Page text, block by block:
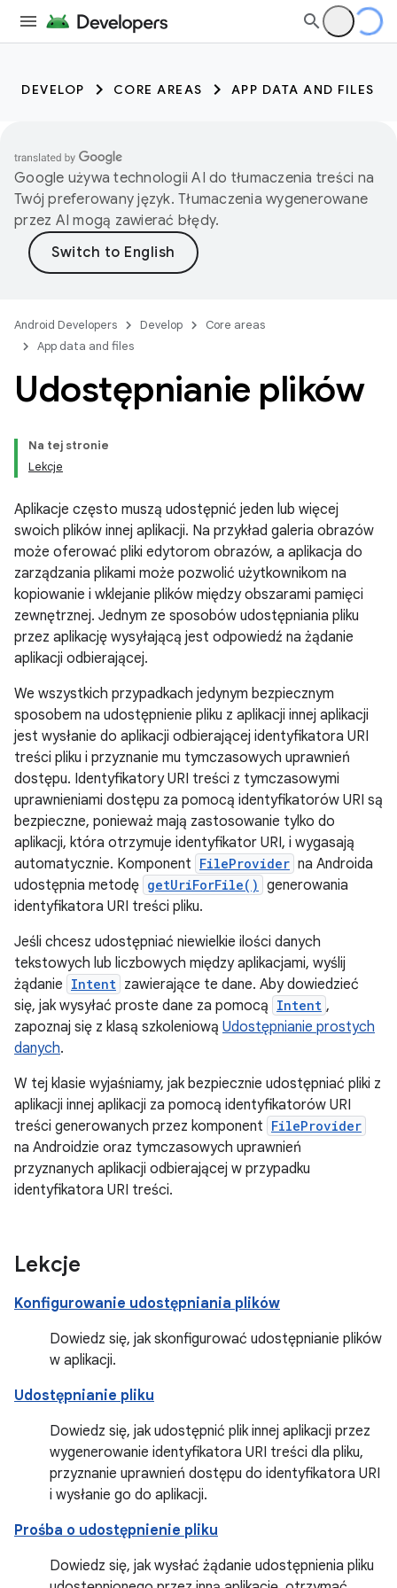
DEVELOP CORE AREAS APP DATA AND FILES
Google używa technologii AI do tłumaczenia treści na
Twój preferowany język. Tłumaczenia wygenerowane
przez AI mogą zawierać błędy.
Android Developers Develop
Core areas
App data and files
Udostępnianie plików
Na tej stronie
Lekcje
Aplikacje często muszą udostępnić jeden lub więcej
swoich plików innej aplikacji. Na przykład galeria obrazów
może oferować pliki edytorom obrazów, a aplikacja do
zarządzania plikami może pozwolić użytkownikom na
kopiowanie i wklejanie plików między obszarami pamięci
zewnętrznej. Jednym ze sposobów udostępniania pliku
przez aplikację wysyłającą jest odpowiedź na żądanie
aplikacji odbierającej.
We wszystkich przypadkach jedynym bezpiecznym
sposobem na udostępnienie pliku z aplikacji innej aplikacji
jest wysłanie do aplikacji odbierającej identyfikatora URI
treści pliku i przyznanie mu tymczasowych uprawnień
dostępu. Identyfikatory URI treści z tymczasowymi
uprawnieniami dostępu za pomocą identyfikatorów URI są
bezpieczne, ponieważ mają zastosowanie tylko do
aplikacji, która otrzymuje identyfikator URI, i wygasają
automatycznie. Komponent FileProvider na Androida
udostępnia metodę getUriForFile() generowania
identyfikatora URI treści pliku.
Jeśli chcesz udostępniać niewielkie ilości danych
tekstowych lub liczbowych między aplikacjami, wyślij
żądanie Intent zawierające te dane. Aby dowiedzieć
się, jak wysyłać proste dane za pomocą Intent ,
zapoznaj się z klasą szkoleniową Udostępnianie prostych
danych.
W tej klasie wyjaśniamy, jak bezpiecznie udostępniać pliki z
aplikacji innej aplikacji za pomocą identyfikatorów URI
treści generowanych przez komponent FileProvider
na Androidzie oraz tymczasowych uprawnień
przyznanych aplikacji odbierającej w przypadku
identyfikatora URI treści.
Lekcje
Konfigurowanie udostępniania plików
Dowiedz się, jak skonfigurować udostępnianie plików
w aplikacji.
Udostępnianie pliku
Dowiedz się, jak udostępnić plik innej aplikacji przez
wygenerowanie identyfikatora URI treści dla pliku,
przyznanie uprawnień dostępu do identyfikatora URI
i wysłanie go do aplikacji.
Prośba o udostępnienie pliku
Dowiedz się, jak wysłać żądanie udostępnienia pliku